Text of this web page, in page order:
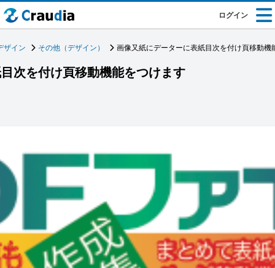
ログイン
ザイン その他（デザイン） 画像又紙にデーターに表紙目次を付け頁移動機
次を付け頁移動機能をつけます